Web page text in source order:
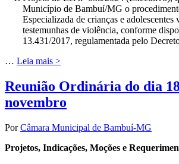
Município de Bambuí/MG o
Especializada de crianças e adolescentes
testemunhas de violência, conforme
13.431/2017, regulamentada pelo
… Leia mais >
Reunião Ordinária do dia
novembro
PorCâmara Municipal de Bambuí-MG
Projetos, Indicações, Moções e